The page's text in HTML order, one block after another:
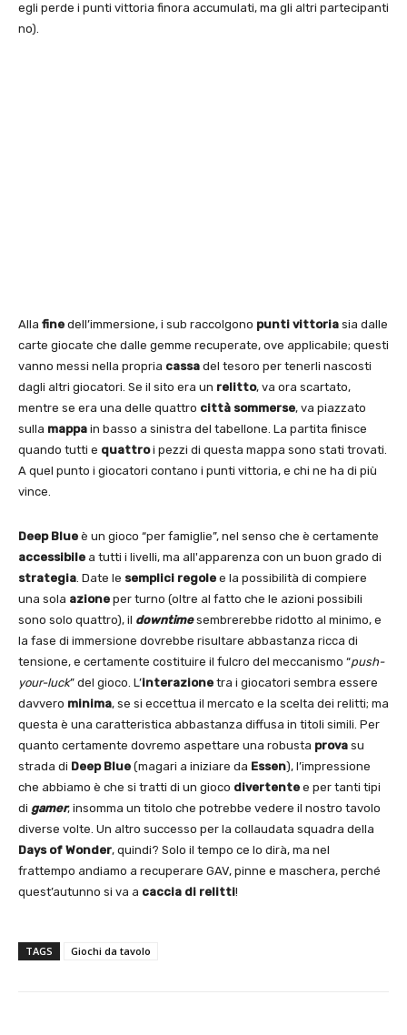
egli perde i punti vittoria finora accumulati, ma gli altri partecipanti
no).
Alla fine dell’immersione, i sub raccolgono punti vittoria sia dalle
carte giocate che dalle gemme recuperate, ove applicabile; questi
vanno messi nella propria cassa del tesoro per tenerli nascosti
dagli altri giocatori. Se il sito era un relitto, va ora scartato,
mentre se era una delle quattro città sommerse, va piazzato
sulla mappa in basso a sinistra del tabellone. La partita finisce
quando tutti e quattroi pezzi di questa mappa sono stati trovati.
A quel punto i giocatori contano i punti vittoria, e chi ne ha di più
vince.
Deep Blue è un gioco “per famiglie”, nel senso che è certamente
accessibile a tutti i livelli, ma all'apparenza con un buon grado di
strategia. Date le semplici regole e la possibilità di compiere
una sola azione per turno (oltre al fatto che le azioni possibili
sono solo quattro), il downtimesembrerebbe ridotto al minimo, e
la fase di immersione dovrebbe risultare abbastanza ricca di
tensione, e certamente costituire il fulcro del meccanismo “push-
your-luck” del gioco. L’interazione tra i giocatori sembra essere
davvero minima, se si eccettua il mercato e la scelta dei relitti; ma
questa è una caratteristica abbastanza diffusa in titoli simili. Per
quanto certamente dovremo aspettare una robusta prova su
strada di Deep Blue (magari a iniziare da Essen), l’impressione
che abbiamo è che si tratti di un gioco divertente e per tanti tipi
di gamer, insomma un titolo che potrebbe vedere il nostro tavolo
diverse volte. Un altro successo per la collaudata squadra della
Days of Wonder, quindi? Solo il tempo ce lo dirà, ma nel
frattempo andiamo a recuperare GAV, pinne e maschera, perché
quest’autunno si va a caccia di relitti!
TAGS Giochi da tavolo